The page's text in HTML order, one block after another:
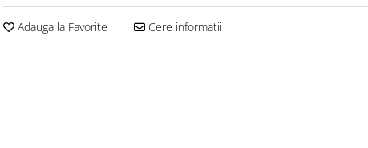
Adauga la Favorite Cere informatii